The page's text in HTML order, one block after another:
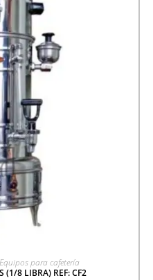
Equipos para cafetería
(1/8 LIBRA) REF: CF2